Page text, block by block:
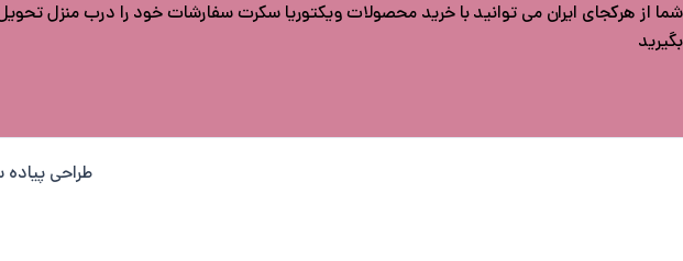
شما از هرکجای ایران می توانید با خرید محصولات ویکتوریا سکرت سفارشات خود را درب منزل
بگیرید
طراحی